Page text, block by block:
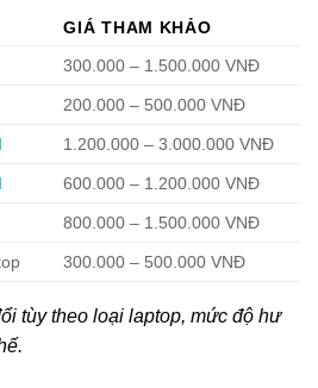
GIÁ THAM KHẢO
300.000 – 1.500.000 VNĐ
200.000 – 500.000 VNĐ
1.200.000 – 3.000.000 VNĐ
600.000 – 1.200.000 VNĐ
800.000 – 1.500.000 VNĐ
300.000 – 500.000 VNĐ
tùy theo loại laptop, mức độ hư